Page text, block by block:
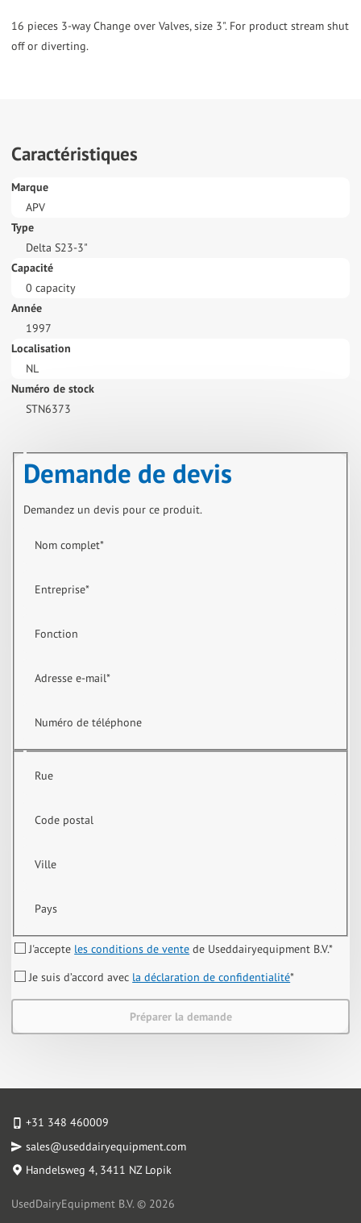
and
16 pieces 3-way Change over Valves, size 3". For product stream shut
Caractéristiques
Marque
APV
Type
Delta S23-3"
Capacité
0 capacity
Année
1997
Localisation
NL
Numéro de stock
STN6373
Demande de devis
Demandez un devis pour ce produit.
Nom complet*
Entreprise*
Fonction
Adresse e-mail*
Numéro de téléphone
Rue
Code postal
Ville
Pays
J'accepte les conditions de vente de Useddairyequipment B.V.*
Je suis d’accord avec la déclaration de confidentialité*
Préparer la demande
+31 348 460009
sales@useddairyequipment.com
Handelsweg 4, 3411 NZ Lopik
UsedDairyEquipment B.V. © 2026